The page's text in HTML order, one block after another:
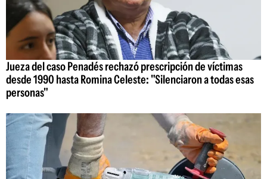
Jueza del caso Penadés rechazó prescripción de víctimas
desde 1990 hasta Romina Celeste: "Silenciaron a todas esas
personas"